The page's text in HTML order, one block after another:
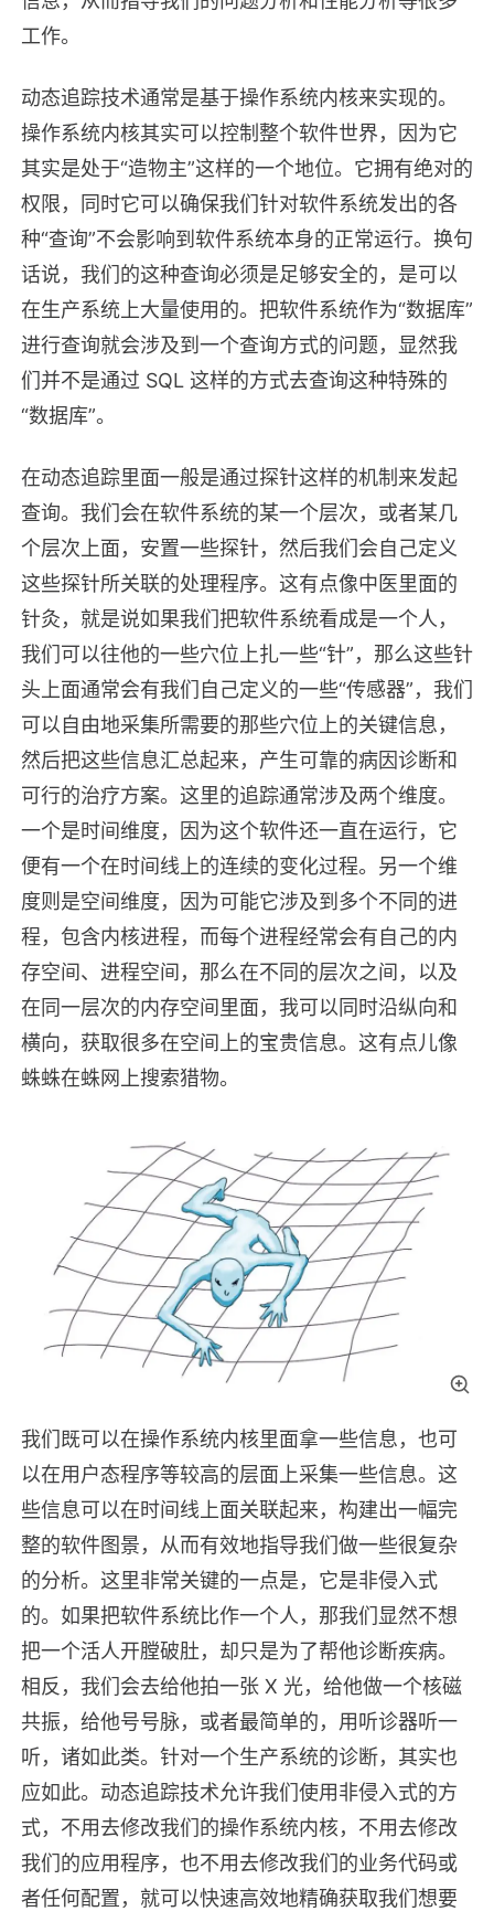
工作。
动态追踪技术通常是基于操作系统内核来实现的。
操作系统内核其实可以控制整个软件世界，因为它
其实是处于“造物主”这样的一个地位。它拥有绝对的
权限，同时它可以确保我们针对软件系统发出的各
种“查询”不会影响到软件系统本身的正常运行。换句
话说，我们的这种查询必须是足够安全的，是可以
在生产系统上大量使用的。把软件系统作为“数据库”
进行查询就会涉及到一个查询方式的问题，显然我
们并不是通过 SQL 这样的方式去查询这种特殊的
“数据库”。
在动态追踪里面一般是通过探针这样的机制来发起
查询。我们会在软件系统的某一个层次，或者某几
个层次上面，安置一些探针，然后我们会自己定义
这些探针所关联的处理程序。这有点像中医里面的
针灸，就是说如果我们把软件系统看成是一个人，
我们可以往他的一些穴位上扎一些“针”，那么这些针
头上面通常会有我们自己定义的一些“传感器”，我们
可以自由地采集所需要的那些穴位上的关键信息，
然后把这些信息汇总起来，产生可靠的病因诊断和
可行的治疗方案。这里的追踪通常涉及两个维度。
一个是时间维度，因为这个软件还一直在运行，它
便有一个在时间线上的连续的变化过程。另一个维
度则是空间维度，因为可能它涉及到多个不同的进
程，包含内核进程，而每个进程经常会有自己的内
存空间、进程空间，那么在不同的层次之间，以及
在同一层次的内存空间里面，我可以同时沿纵向和
横向，获取很多在空间上的宝贵信息。这有点儿像
蛛蛛在蛛网上搜索猎物。
我们既可以在操作系统内核里面拿一些信息，也可
以在用户态程序等较高的层面上采集一些信息。这
些信息可以在时间线上面关联起来，构建出一幅完
整的软件图景，从而有效地指导我们做一些很复杂
的分析。这里非常关键的一点是，它是非侵入式
的。如果把软件系统比作一个人，那我们显然不想
把一个活人开膛破肚，却只是为了帮他诊断疾病。
相反，我们会去给他拍一张 X 光，给他做一个核磁
共振，给他号号脉，或者最简单的，用听诊器听一
听，诸如此类。针对一个生产系统的诊断，其实也
应如此。动态追踪技术允许我们使用非侵入式的方
式，不用去修改我们的操作系统内核，不用去修改
我们的应用程序，也不用去修改我们的业务代码或
者任何配置，就可以快速高效地精确获取我们想要